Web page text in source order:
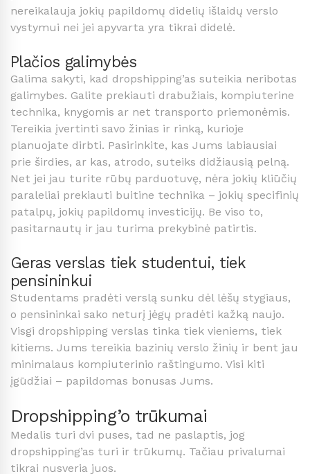
nereikalauja jokių papildomų didelių išlaidų verslo
vystymui nei jei apyvarta yra tikrai didelė.
Plačios galimybės
Galima sakyti, kad dropshipping’as suteikia neribotas
galimybes. Galite prekiauti drabužiais, kompiuterine
technika, knygomis ar net transporto priemonėmis.
Tereikia įvertinti savo žinias ir rinką, kurioje
planuojate dirbti. Pasirinkite, kas Jums labiausiai
prie širdies, ar kas, atrodo, suteiks didžiausią pelną.
Net jei jau turite rūbų parduotuvę, nėra jokių kliūčių
paraleliai prekiauti buitine technika – jokių specifinių
patalpų, jokių papildomų investicijų. Be viso to,
pasitarnautų ir jau turima prekybinė patirtis.
Geras verslas tiek studentui, tiek
pensininkui
Studentams pradėti verslą sunku dėl lėšų stygiaus,
o pensininkai sako neturį jėgų pradėti kažką naujo.
Visgi dropshipping verslas tinka tiek vieniems, tiek
kitiems. Jums tereikia bazinių verslo žinių ir bent jau
minimalaus kompiuterinio raštingumo. Visi kiti
įgūdžiai – papildomas bonusas Jums.
Dropshipping’o trūkumai
Medalis turi dvi puses, tad ne paslaptis, jog
dropshipping’as turi ir trūkumų. Tačiau privalumai
tikrai nusveria juos.